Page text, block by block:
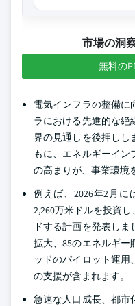
市場の洞
無料の
電気インフラの整備に
ラにおける先進的な絶
界の見通しを後押しし
もに、エネルギーイ
の高まりが、事業環境
例えば、2026年2月に
2,260万米ドルを投資
ドする計画を発表し
拡大、85のエネルギー
ッドのパイロット運
の支援が含まれます。
急速な人口成長、都市